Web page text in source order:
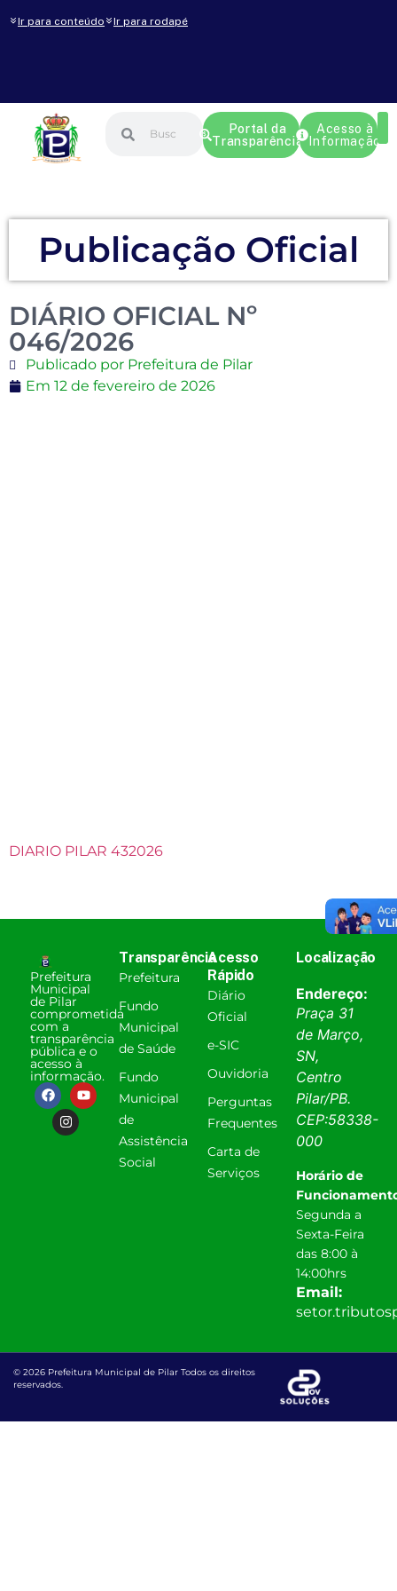
Ir para conteúdo Ir para rodapé
Portal da
Transparência
Acesso à
Informação
Publicação Oficial
DIÁRIO OFICIAL Nº
046/2026
Publicado por Prefeitura de Pilar
Em 12 de fevereiro de 2026
DIARIO PILAR 432026
Prefeitura
Municipal
de Pilar
comprometida
com a
transparência
pública e o
acesso à
informação.
Transparência
Prefeitura
Fundo
Municipal
de Saúde
Fundo
Municipal
de
Assistência
Social
Acesso
Rápido
Diário
Oficial
e-SIC
Ouvidoria
Perguntas
Frequentes
Carta de
Serviços
Localização
Endereço:
Praça 31
de Março,
SN,
Centro
Pilar/PB.
CEP:58338-
000
Horário de
Segunda a
Sexta-Feira
das 8:00 à
14:00hrs
Email:
© 2026 Prefeitura Municipal de Pilar Todos os direitos
reservados.